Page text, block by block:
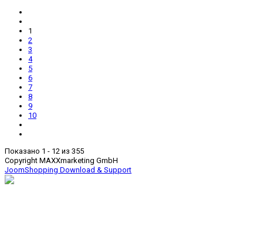
1
2
3
4
5
6
7
8
9
10
Показано 1 - 12 из 355
Copyright MAXXmarketing GmbH
JoomShopping Download & Support